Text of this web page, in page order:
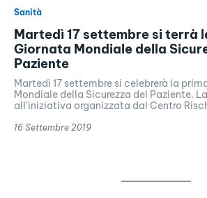
Sanità
Martedì 17 settembre si terrà
Giornata Mondiale della
Paziente
Martedì 17 settembre si celebrerà la
Mondiale della Sicurezza del Paziente.
all'iniziativa organizzata dal Centro
16 Settembre 2019